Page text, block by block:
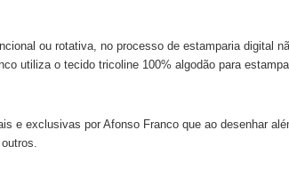
ou rotativa, no processo de estamparia
utiliza o tecido tricoline 100% algodão para
e exclusivas por Afonso Franco que ao desenhar